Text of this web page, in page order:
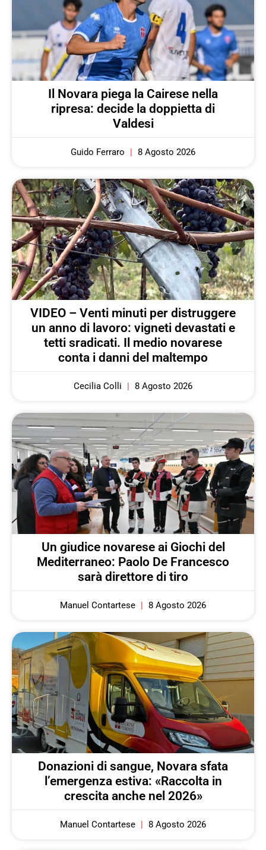
Il Novara piega la Cairese nella
ripresa: decide la doppietta di
Valdesi
Guido Ferraro 8 Agosto 2026
VIDEO – Venti minuti per distruggere
un anno di lavoro: vigneti devastati e
tetti sradicati. Il medio novarese
conta i danni del maltempo
Cecilia Colli 8 Agosto 2026
Un giudice novarese ai Giochi del
Mediterraneo: Paolo De Francesco
sarà direttore di tiro
Manuel Contartese 8 Agosto 2026
Donazioni di sangue, Novara sfata
l’emergenza estiva: «Raccolta in
crescita anche nel 2026»
Manuel Contartese 8 Agosto 2026